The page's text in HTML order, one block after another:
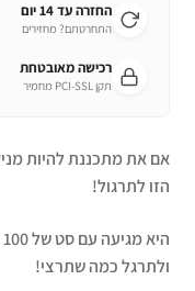
החזרה עד 14 יום
התחרטתם? מחזירים
רכישה מאובטחת
תקן PCI-SSL מחמיר
אם את מתכננת להיות
הזו לתרגול!
ולתרגל כמה שתרצי!